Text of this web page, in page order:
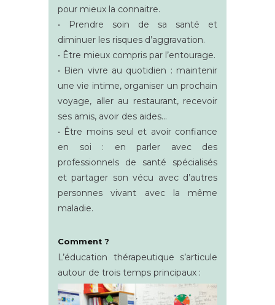
pour mieux la connaitre.
• Prendre soin de sa santé et
diminuer les risques d’aggravation.
• Être mieux compris par l’entourage.
• Bien vivre au quotidien : maintenir
une vie intime, organiser un prochain
voyage, aller au restaurant, recevoir
ses amis, avoir des aides…
• Être moins seul et avoir confiance
en soi : en parler avec des
professionnels de santé spécialisés
et partager son vécu avec d’autres
personnes vivant avec la même
maladie.
Comment ?
L’éducation thérapeutique s’articule
autour de trois temps principaux :